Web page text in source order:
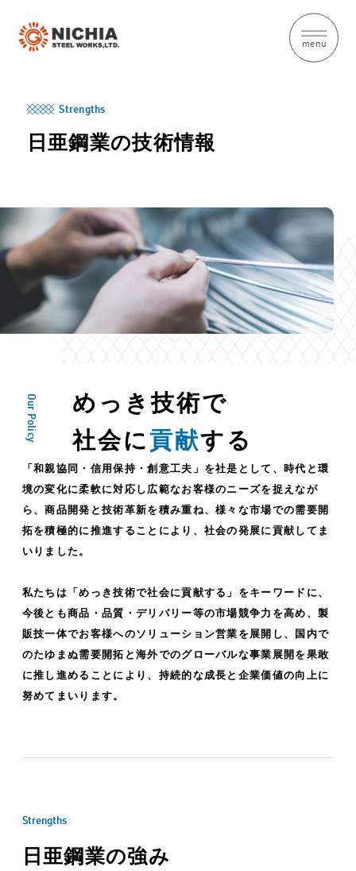
menu
Strengths
日亜鋼業の技術情報
Our Policy
めっき技術で
社会に貢献する
「和親協同・信用保持・創意工夫」を社是として、時代と環
境の変化に柔軟に対応し広範なお客様のニーズを捉えなが
ら、商品開発と技術革新を積み重ね、様々な市場での需要開
拓を積極的に推進することにより、社会の発展に貢献してま
いりました。
私たちは「めっき技術で社会に貢献する」をキーワードに、
今後とも商品・品質・デリバリー等の市場競争力を高め、製
販技一体でお客様へのソリューション営業を展開し、国内で
のたゆまぬ需要開拓と海外でのグローバルな事業展開を果敢
に推し進めることにより、持続的な成長と企業価値の向上に
努めてまいります。
Strengths
日亜鋼業の強み